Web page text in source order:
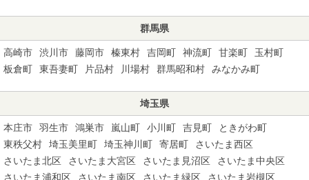
群馬県
高崎市 渋川市 藤岡市 榛東村 吉岡町 神流町 甘楽町
玉村町
板倉町
東吾妻町 片品村 川場村 群馬昭和村 みなかみ町
埼玉県
本庄市 羽生市 鴻巣市 嵐山町 小川町 吉見町
ときがわ町
東秩父村
埼玉美里町 埼玉神川町 寄居町
さいたま西区
さいたま北区
さいたま大宮区 さいたま見沼区
さいたま中央区
さいたま浦和区
さいたま南区 さいたま緑区 さいたま岩槻区